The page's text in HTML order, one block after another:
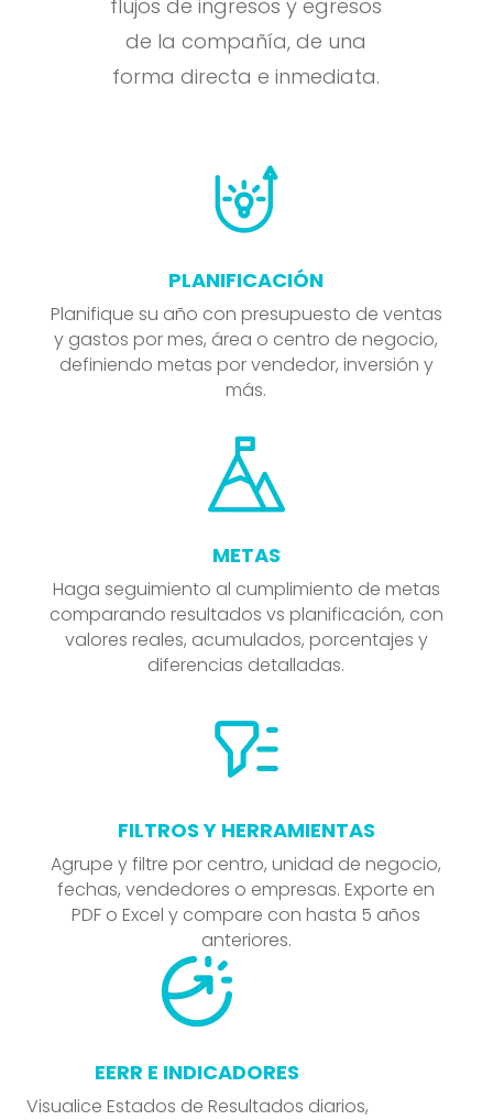
flujos de ingresos y egresos
de la compañía, de una
forma directa e inmediata.
PLANIFICACIÓN
Planifique su año con presupuesto de ventas
y gastos por mes, área o centro de negocio,
definiendo metas por vendedor, inversión y
más.
METAS
Haga seguimiento al cumplimiento de metas
comparando resultados vs planificación, con
valores reales, acumulados, porcentajes y
diferencias detalladas.
FILTROS Y HERRAMIENTAS
Agrupe y filtre por centro, unidad de negocio,
fechas, vendedores o empresas. Exporte en
PDF o Excel y compare con hasta 5 años
anteriores.
EERR E INDICADORES
Visualice Estados de Resultados diarios,